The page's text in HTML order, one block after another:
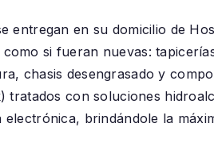
entregan en su domicilio de
como si fueran nuevas:
chasis desengrasado y
tratados con soluciones
electrónica, brindándole la